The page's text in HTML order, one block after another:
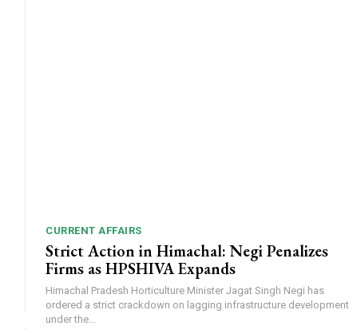
CURRENT AFFAIRS
Strict Action in Himachal: Negi Penalizes
Firms as HPSHIVA Expands
Himachal Pradesh Horticulture Minister Jagat Singh Negi has
ordered a strict crackdown on lagging infrastructure development
under the...